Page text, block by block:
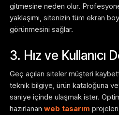
gitmesine neden olur.
yaklaşımı, sitenizin tüm ekran
görünmesini sağlar.
3. Hız ve Kullanıcı
Geç açılan siteler müşteri
teknik bilgiye, ürün kataloğuna
saniye içinde ulaşmak ister.
hazırlanan web tasarım